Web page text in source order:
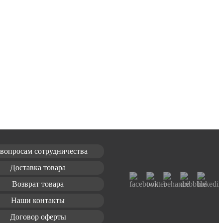
сотрудничества
Доставка товара
Возврат товара
Наши контакты
Договор оферты